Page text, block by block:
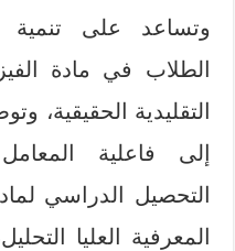
وتساعد على تنمية
الطلاب في مادة
التقليدية الحقيقية،
إلى فاعلية
التحصيل الدراسي
المعرفية العليا